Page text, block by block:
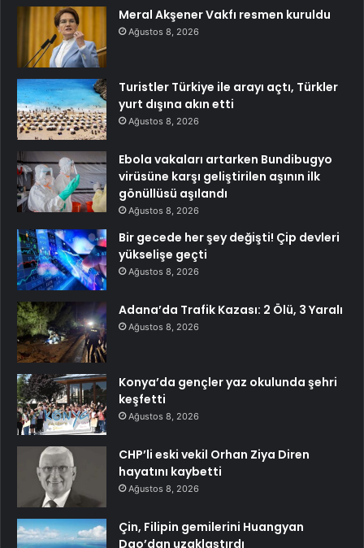
Meral Akşener Vakfı resmen kuruldu
Ağustos 8, 2026
Turistler Türkiye ile arayı açtı, Türkler
yurt dışına akın etti
Ağustos 8, 2026
Ebola vakaları artarken Bundibugyo
virüsüne karşı geliştirilen aşının ilk
gönüllüsü aşılandı
Ağustos 8, 2026
Bir gecede her şey değişti! Çip devleri
yükselişe geçti
Ağustos 8, 2026
Adana’da Trafik Kazası: 2 Ölü, 3 Yaralı
Ağustos 8, 2026
Konya’da gençler yaz okulunda şehri
keşfetti
Ağustos 8, 2026
CHP’li eski vekil Orhan Ziya Diren
hayatını kaybetti
Ağustos 8, 2026
Çin, Filipin gemilerini Huangyan
Dao’dan uzaklaştırdı